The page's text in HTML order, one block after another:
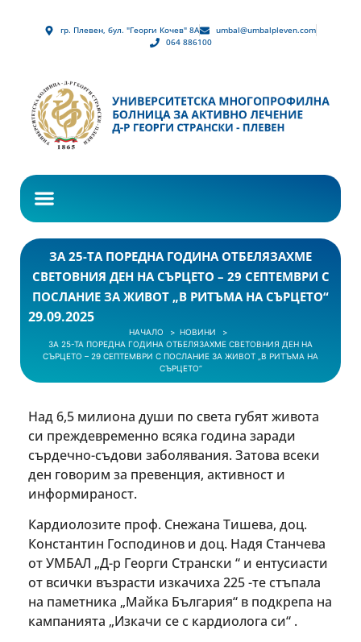
гр. Плевен, бул. "Георги Кочев" 8А
umbal@umbalpleven.com
064 886100
ЗА 25-ТА ПОРЕДНА ГОДИНА ОТБЕЛЯЗАХМЕ
СВЕТОВНИЯ ДЕН НА СЪРЦЕТО – 29 СЕПТЕМВРИ С
ПОСЛАНИЕ ЗА ЖИВОТ „В РИТЪМА НА СЪРЦЕТО“
29.09.2025
НАЧАЛО
НОВИНИ
ЗА 25-ТА ПОРЕДНА ГОДИНА ОТБЕЛЯЗАХМЕ СВЕТОВНИЯ ДЕН НА
СЪРЦЕТО – 29 СЕПТЕМВРИ С ПОСЛАНИЕ ЗА ЖИВОТ „В РИТЪМА НА
СЪРЦЕТО“
Над 6,5 милиона души по света губят живота
си преждевременно всяка година заради
сърдечно-съдови заболявания. Затова всеки
ден говорим за превенция, активност и
информираност.
Кардиолозите проф. Снежана Тишева, доц.
Константин Господинов и доц. Надя Станчева
от УМБАЛ „Д-р Георги Странски “ и ентусиасти
от всички възрасти изкачиха 225 -те стъпала
на паметника „Майка България“ в подкрепа на
кампанията „Изкачи се с кардиолога си“ .